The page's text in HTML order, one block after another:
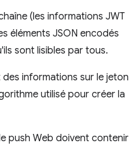
(les informations JWT
éléments JSON encodés
sont lisibles par tous.
informations sur le jeton
utilisé pour créer la
push Web doivent contenir